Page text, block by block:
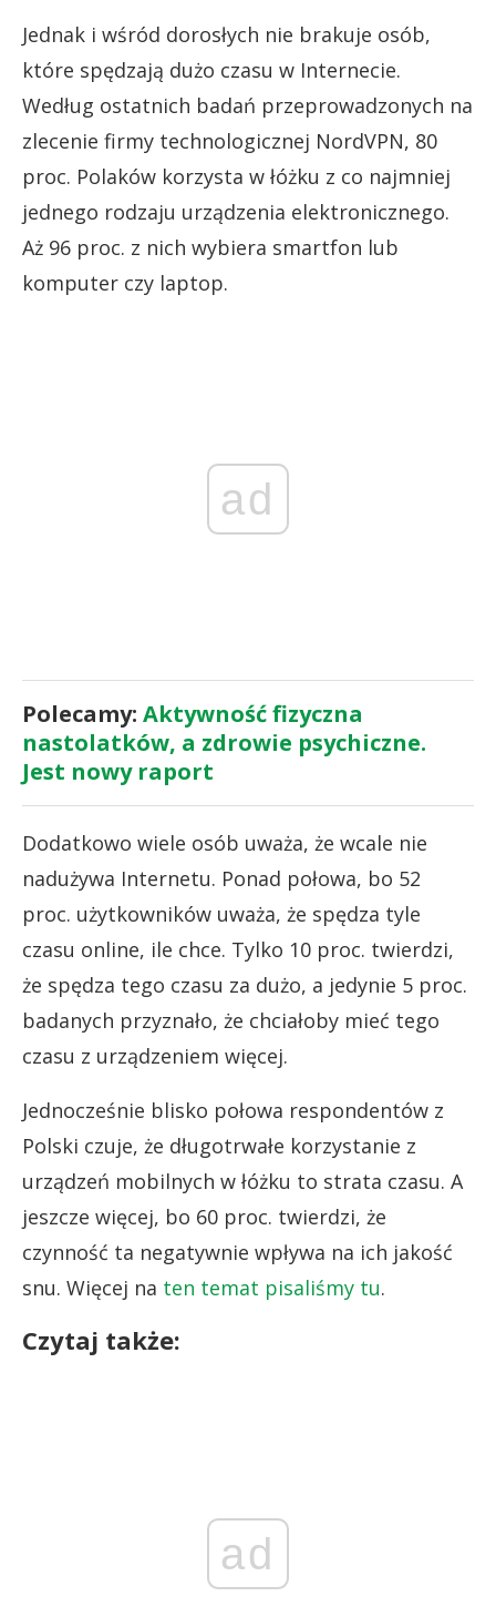
Jednak i wśród dorosłych nie brakuje osób,
które spędzają dużo czasu w Internecie.
Według ostatnich badań przeprowadzonych na
zlecenie firmy technologicznej NordVPN, 80
proc. Polaków korzysta w łóżku z co najmniej
jednego rodzaju urządzenia elektronicznego.
Aż 96 proc. z nich wybiera smartfon lub
komputer czy laptop.
ad
Polecamy: Aktywność fizyczna
nastolatków, a zdrowie psychiczne.
Jest nowy raport
Dodatkowo wiele osób uważa, że wcale nie
nadużywa Internetu. Ponad połowa, bo 52
proc. użytkowników uważa, że spędza tyle
czasu online, ile chce. Tylko 10 proc. twierdzi,
że spędza tego czasu za dużo, a jedynie 5 proc.
badanych przyznało, że chciałoby mieć tego
czasu z urządzeniem więcej.
Jednocześnie blisko połowa respondentów z
Polski czuje, że długotrwałe korzystanie z
urządzeń mobilnych w łóżku to strata czasu. A
jeszcze więcej, bo 60 proc. twierdzi, że
czynność ta negatywnie wpływa na ich jakość
snu. Więcej na ten temat pisaliśmy tu.
Czytaj także:
ad